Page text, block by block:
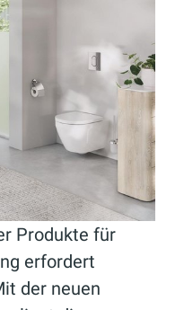
Produkte für
erfordert
der neuen